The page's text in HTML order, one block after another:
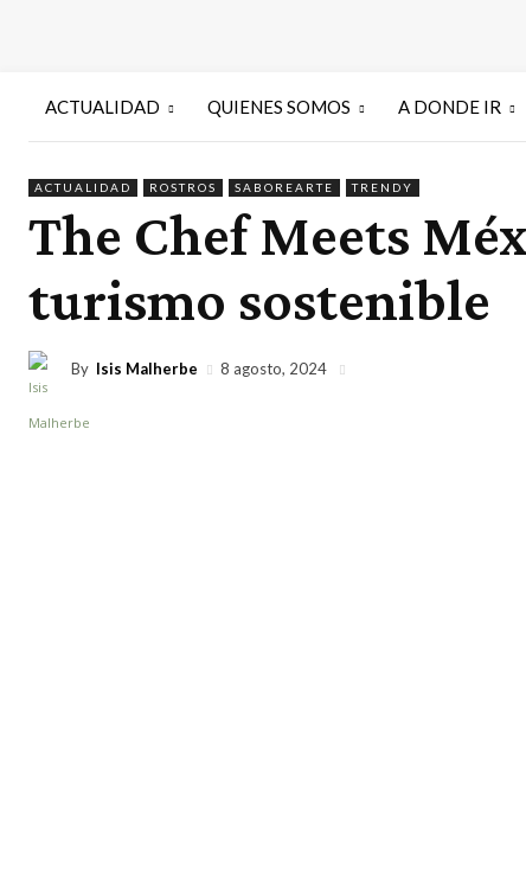
ACTUALIDAD QUIENES SOMOS A DONDE IR
ACTUALIDAD ROSTROS SABOREARTE TRENDY
The Chef Meets
turismo sostenible
By Isis Malherbe 8 agosto, 2024